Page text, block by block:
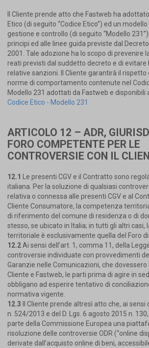
Il Cliente prende atto che Fastweb ha
Etico (di seguito “Codice Etico”) ed un
gestione e controllo (di seguito “Modello
principi ed alle linee guida previste dal
2001. Tale adozione ha lo scopo di prevenire
reati previsti dal suddetto decreto e di evitare
relative sanzioni. Il Cliente garantirà il rispetto
norme di comportamento contenute nel
Modello 231 adottati da Fastweb e disponibili
Codice Etico - Modello 231
ARTICOLO 12 – ADR,
FORO COMPETENTE PER LE
CONTROVERSIE CON IL
12.1
Le presenti CGV e il Contratto sono
italiana. Per la soluzione di qualsiasi
relativa o connessa alle presenti CGV e al
Cliente Consumatore, la competenza
di riferimento del comune di residenza o di
stesso, se ubicato in Italia; in tutti gli altri casi,
territoriale è esclusivamente quella del Foro di
12.2 Ai sensi dell’art. 1, comma 11, della
controversie individuate con provvedimenti
Garanzie nelle Comunicazioni, che dovessero
Cliente e Fastweb, le parti prima di agire in
obbligano ad esperire tentativo di
normativa vigente.
12.3 Il Cliente prende altresì atto che, ai sensi
n. 524/2013 e del D. Lgs. 6 agosto 2015 n.
parte della Commissione Europea una
risoluzione delle controversie ODR (“online
derivate dall’acquisto online di beni,